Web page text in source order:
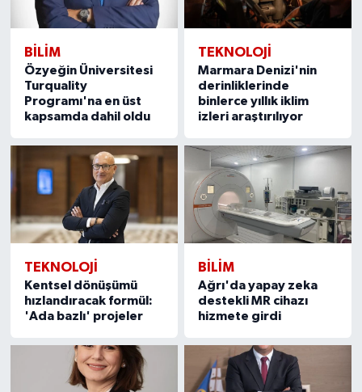
BILIM
Özyeğin Üniversitesi
Turquality
Programı'na en üst
kapsamda dahil oldu
TEKNOLOJİ
Marmara Denizi'nin
derinliklerinde
binlerce yıllık iklim
izleri araştırılıyor
TEKNOLOJİ
Kentsel dönüşümü
hızlandıracak formül:
'Ada bazlı' projeler
BILIM
Ağrı'da yapay zeka
destekli MR cihazı
hizmete girdi